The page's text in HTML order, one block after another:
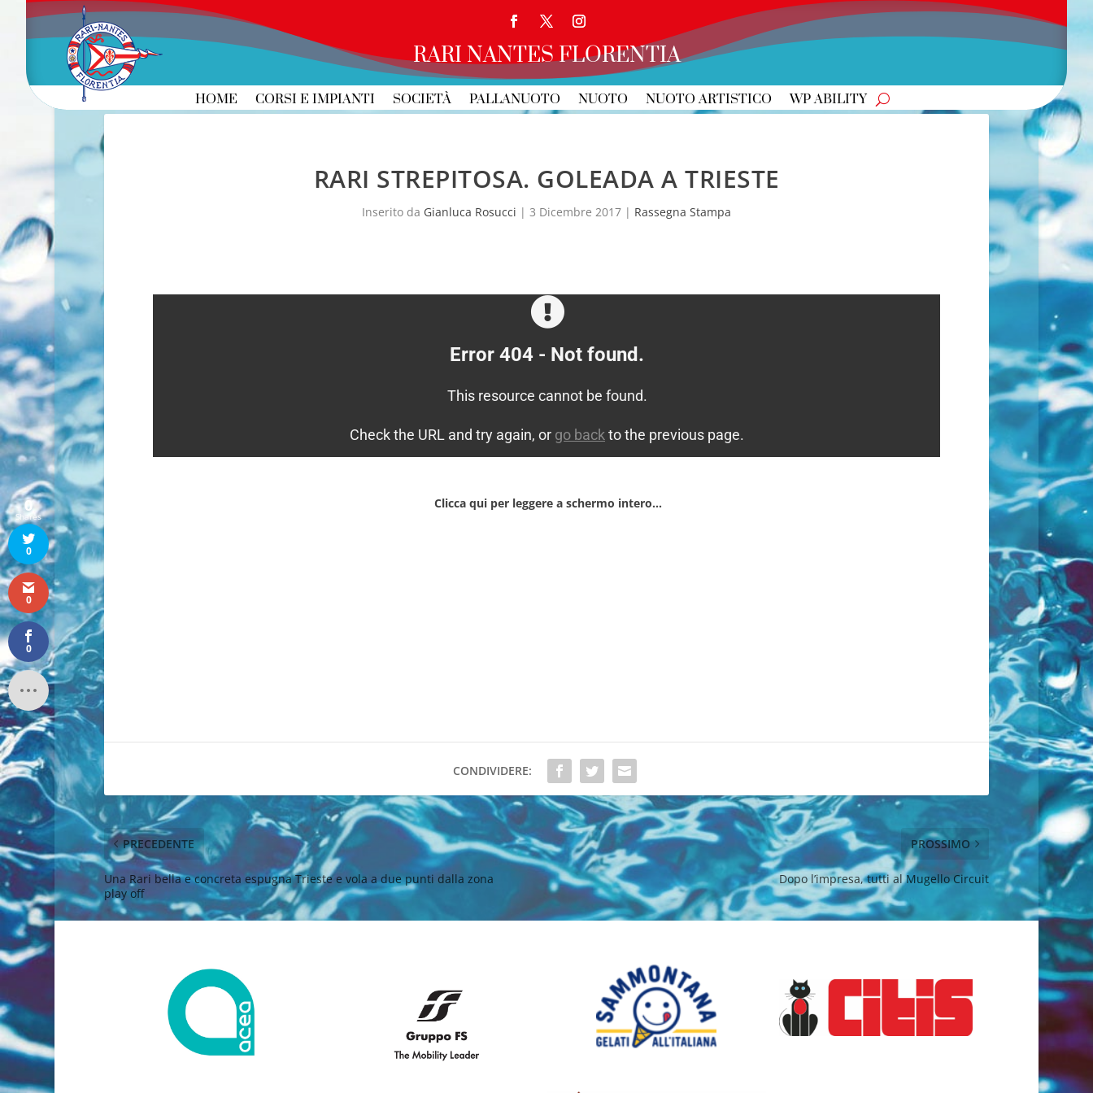
RARI NANTES FLORENTIA
HOME CORSI E IMPIANTI SOCIETÀ PALLANUOTO NUOTO NUOTO ARTISTICO WP ABILITY
RARI STREPITOSA. GOLEADA A TRIESTE
Inserito da Gianluca Rosucci | 3 Dicembre 2017 | Rassegna Stampa
Clicca qui per leggere a schermo intero…
CONDIVIDERE:
PRECEDENTE
Una Rari bella e concreta espugna Trieste e vola a due punti dalla zona
play off
PROSSIMO
Dopo l’impresa, tutti al Mugello Circuit
0
Shares
0
0
0